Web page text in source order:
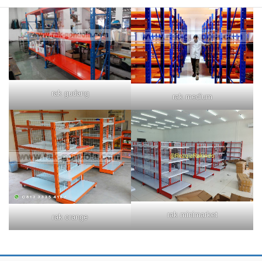
rak gudang rak medium
rak orange rak minimarket